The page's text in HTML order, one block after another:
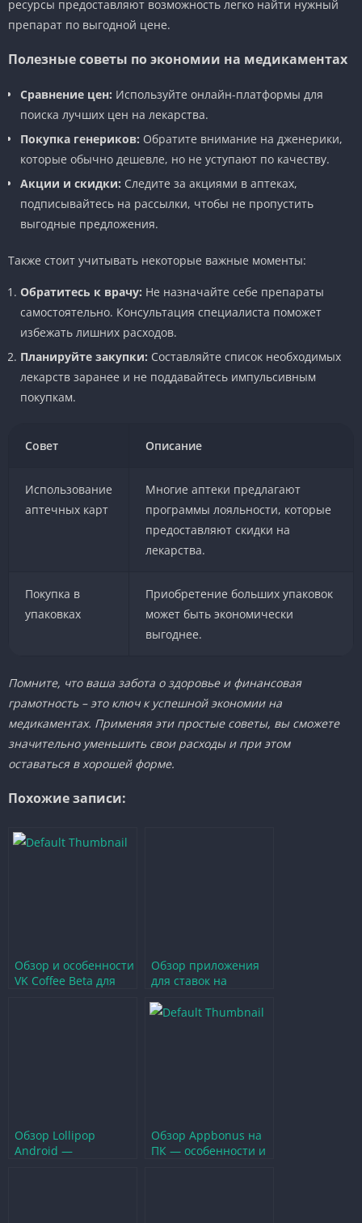
ресурсы предоставляют возможность легко найти нужный
препарат по выгодной цене.
Полезные советы по экономии на медикаментах
Сравнение цен: Используйте онлайн-платформы для
поиска лучших цен на лекарства.
Покупка генериков: Обратите внимание на дженерики,
которые обычно дешевле, но не уступают по качеству.
Акции и скидки: Следите за акциями в аптеках,
подписывайтесь на рассылки, чтобы не пропустить
выгодные предложения.
Также стоит учитывать некоторые важные моменты:
Обратитесь к врачу: Не назначайте себе препараты
самостоятельно. Консультация специалиста поможет
избежать лишних расходов.
Планируйте закупки: Составляйте список необходимых
лекарств заранее и не поддавайтесь импульсивным
покупкам.
Совет Описание
Использование
аптечных карт
Многие аптеки предлагают
программы лояльности, которые
предоставляют скидки на
лекарства.
Покупка в
упаковках
Приобретение больших упаковок
может быть экономически
выгоднее.
Помните, что ваша забота о здоровье и финансовая
грамотность – это ключ к успешной экономии на
медикаментах. Применяя эти простые советы, вы сможете
значительно уменьшить свои расходы и при этом
оставаться в хорошей форме.
Похожие записи:
Обзор и особенности
VK Coffee Beta для
Обзор приложения
для ставок на
преимущества и
Обзор Lollipop
Android —
Обзор Appbonus на
ПК — особенности и